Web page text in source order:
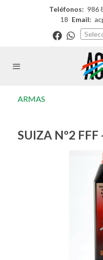
Teléfonos: 986
18 Email:
ARMAS
SUIZA Nº2 FFF